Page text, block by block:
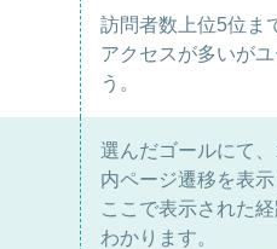
訪問者数上位5位ま
アクセスが多いが
う。
選んだゴールにて
内ページ遷移を表示
ここで表示された
わかります。